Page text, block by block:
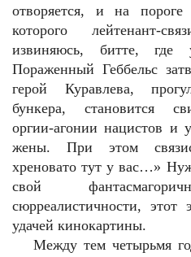
отворяется, и на пороге
которого лейтенант-
извиняюсь, битте, где
Пораженный Геббельс
герой Куравлева,
бункера, становится
оргии-агонии нацистов и
жены. При этом
хреновато тут у вас…»
свой
сюрреалистичности, этот
удачей кинокартины.
Между тем четырьмя